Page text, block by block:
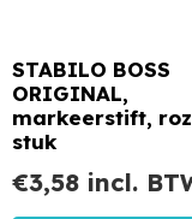
STABILO BOSS
ORIGINAL,
markeerstift,
stuk
€3,58 incl.